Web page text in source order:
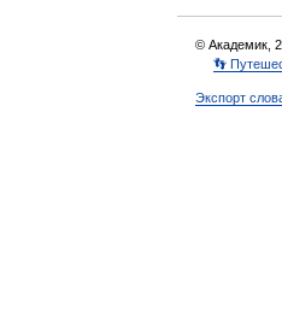
© Академик,
👣
Экспорт